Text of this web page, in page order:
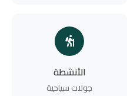
الأنشطة
جولات سياحية